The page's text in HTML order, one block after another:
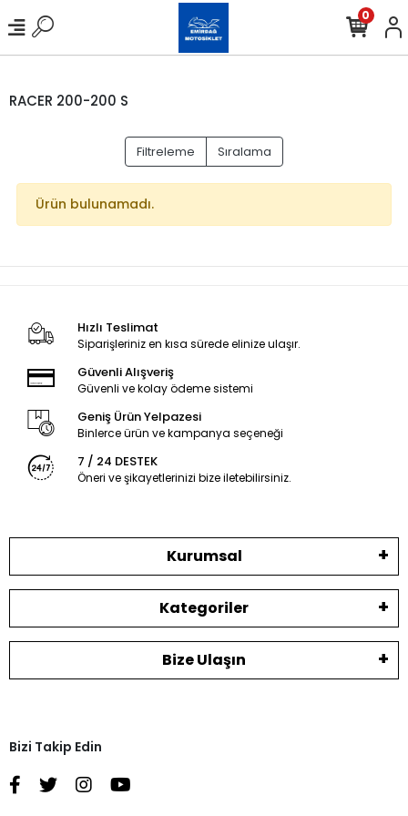
0
RACER 200-200 S
Filtreleme Sıralama
Ürün bulunamadı.
Hızlı Teslimat
Siparişleriniz en kısa sürede elinize ulaşır.
Güvenli Alışveriş
Güvenli ve kolay ödeme sistemi
Geniş Ürün Yelpazesi
Binlerce ürün ve kampanya seçeneği
7 / 24 DESTEK
Öneri ve şikayetlerinizi bize iletebilirsiniz.
Kurumsal
Kategoriler
Bize Ulaşın
Bizi Takip Edin